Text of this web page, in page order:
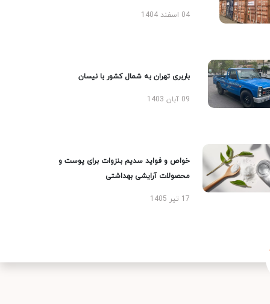
04 اسفند 1404
باربری تهران به شمال کشور با نیسان
09 آبان 1403
خواص و فواید سدیم بنزوات برای پوست و
محصولات آرایشی بهداشتی
17 تیر 1405